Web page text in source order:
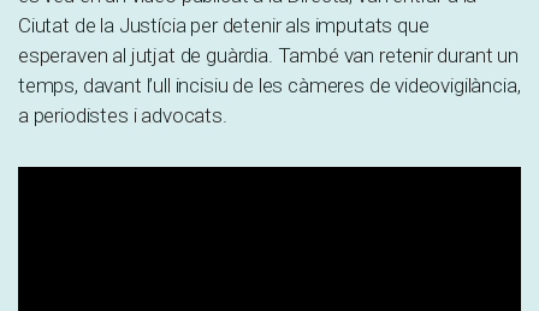
Ciutat de la Justícia per detenir als imputats que
esperaven al jutjat de guàrdia. També van retenir durant un
temps, davant l’ull incisiu de les càmeres de videovigilància,
a periodistes i advocats.